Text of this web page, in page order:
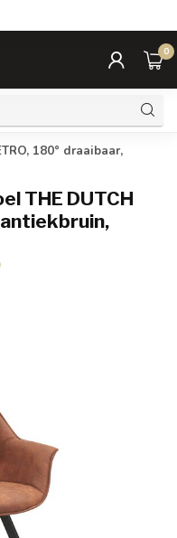
0
180° draaibaar,
THE DUTCH
antiekbruin,